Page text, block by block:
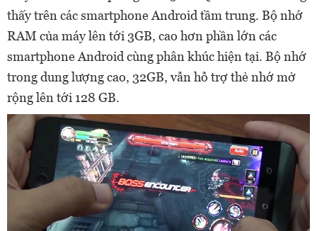
thấy trên các smartphone Android tầm trung. Bộ nhớ
RAM của máy lên tới 3GB, cao hơn phần lớn các
smartphone Android cùng phân khúc hiện tại. Bộ nhớ
trong dung lượng cao, 32GB, vẫn hỗ trợ thẻ nhớ mở
rộng lên tới 128 GB.